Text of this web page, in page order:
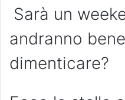
Sarà un
andranno
dimenticare?